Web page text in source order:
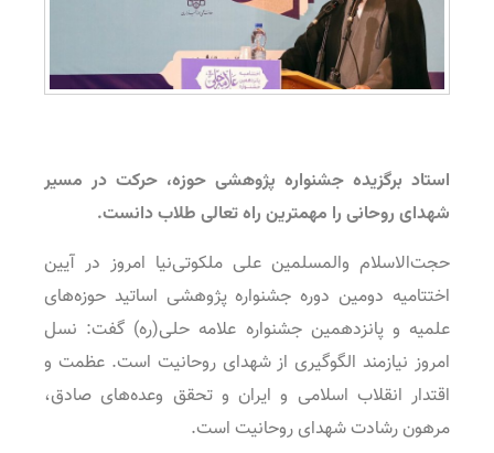
استاد برگزیده جشنواره پژوهشی حوزه، حرکت در مسیر
شهدای روحانی را مهمترین راه تعالی طلاب دانست.
حجت‌الاسلام والمسلمین علی ملکوتی‌نیا امروز در آیین
اختتامیه دومین دوره جشنواره پژوهشی اساتید حوزه‌های
علمیه و پانزدهمین جشنواره علامه حلی(ره) گفت: نسل
امروز نیازمند الگوگیری از شهدای روحانیت است. عظمت و
اقتدار انقلاب اسلامی و ایران و تحقق وعده‌های صادق،
مرهون رشادت شهدای روحانیت است.